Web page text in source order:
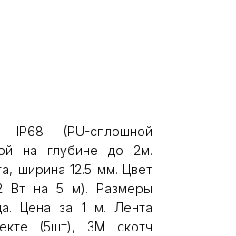
IP68 (PU-сплошной
на глубине до 2м.
ширина 12.5 мм. Цвет
Вт на 5 м). Размеры
Цена за 1 м. Лента
(5шт), 3M скотч